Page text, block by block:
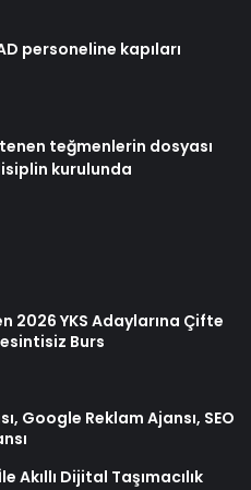
personeline kapıları
teğmenlerin dosyası
kurulunda
2026 YKS Adaylarına Çifte
Burs
Google Reklam Ajansı, SEO
Akıllı Dijital Taşımacılık